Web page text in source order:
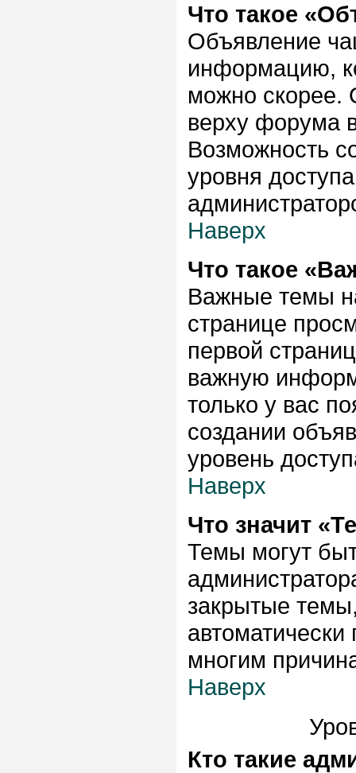
Что такое
Объявление
информацию,
можно скорее.
верху форума
Возможность
уровня
Наверх
Что такое
Важные темы
странице
первой
важную
только у вас
создании
уровень
Наверх
Что значит
Темы могут
закрытые
многим
Наверх
Кто такие